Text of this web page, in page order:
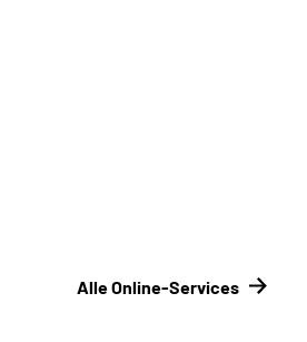
Alle Online-Services